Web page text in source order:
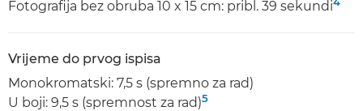
Fotografija bez obruba 10 x 15 cm: pribl. 39 sekundi
Vrijeme do prvog ispisa
Monokromatski: 7,5 s (spremno za rad)
U boji: 9,5 s (spremnost za rad)5